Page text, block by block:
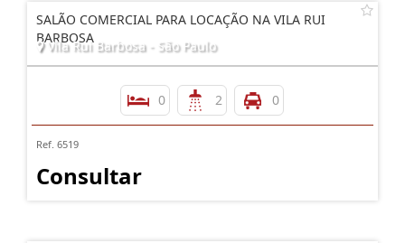
SALÃO COMERCIAL PARA LOCAÇÃO NA VILA RUI
BARBOSA
Vila Rui Barbosa - São Paulo
0 2 0
Ref. 6519
Consultar